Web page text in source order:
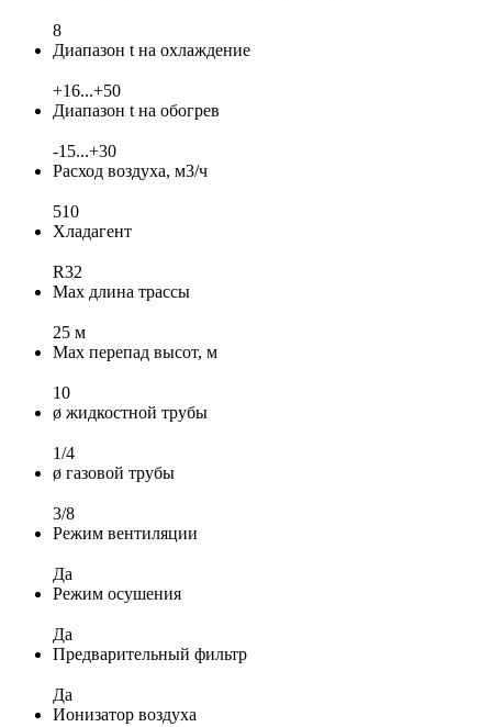
8
Диапазон t на охлаждение
+16...+50
Диапазон t на обогрев
-15...+30
Расход воздуха, м3/ч
510
Хладагент
R32
Max длина трассы
25 м
Max перепад высот, м
10
ø жидкостной трубы
1/4
ø газовой трубы
3/8
Режим вентиляции
Да
Режим осушения
Да
Предварительный фильтр
Да
Ионизатор воздуха